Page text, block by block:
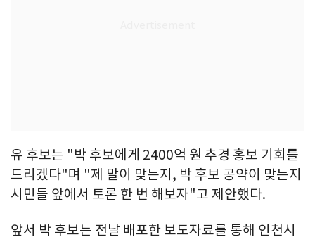
유 후보는 "박 후보에게 2400억 원 추경 홍보 기회를
드리겠다"며 "제 말이 맞는지, 박 후보 공약이 맞는지
시민들 앞에서 토론 한 번 해보자"고 제안했다.
앞서 박 후보는 전날 배포한 보도자료를 통해 인천시